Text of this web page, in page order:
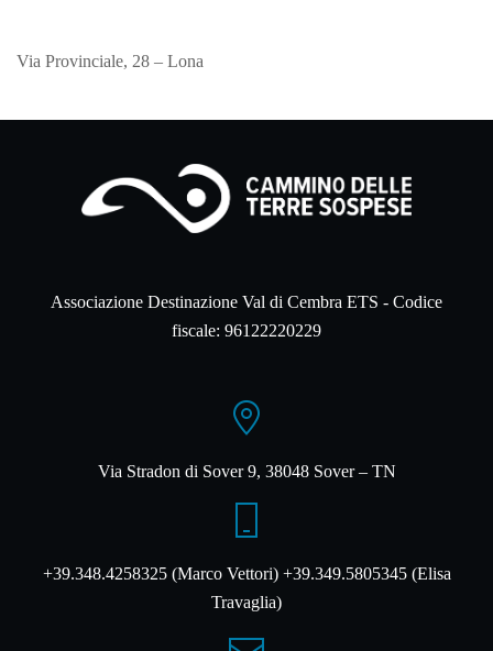
Via Provinciale, 28 – Lona
Associazione Destinazione Val di Cembra ETS - Codice
fiscale: 96122220229
Via Stradon di Sover 9, 38048 Sover – TN
+39.348.4258325 (Marco Vettori) +39.349.5805345 (Elisa
Travaglia)